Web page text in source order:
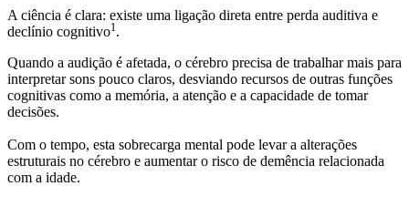
A ciência é clara: existe uma ligação direta entre perda auditiva e
declínio cognitivo1.
Quando a audição é afetada, o cérebro precisa de trabalhar mais para
interpretar sons pouco claros, desviando recursos de outras funções
cognitivas como a memória, a atenção e a capacidade de tomar
decisões.
Com o tempo, esta sobrecarga mental pode levar a alterações
estruturais no cérebro e aumentar o risco de demência relacionada
com a idade.